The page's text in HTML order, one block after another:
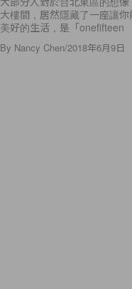
大樓間，居然隱藏了一座讓
美好的生活，是「onefifteen
By Nancy Chen/2018年6月9日